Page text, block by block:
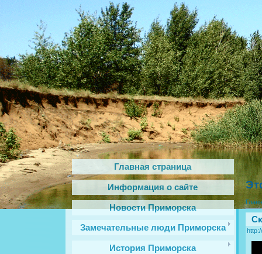
Главная страница
Информация о сайте
Новости Приморска
Замечательные люди Приморска
История Приморска